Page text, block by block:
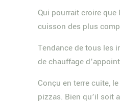
Qui pourrait croire que
cuisson des plus
Tendance de tous les
de chauffage
Conçu en terre cuite,
pizzas. Bien qu’il soit